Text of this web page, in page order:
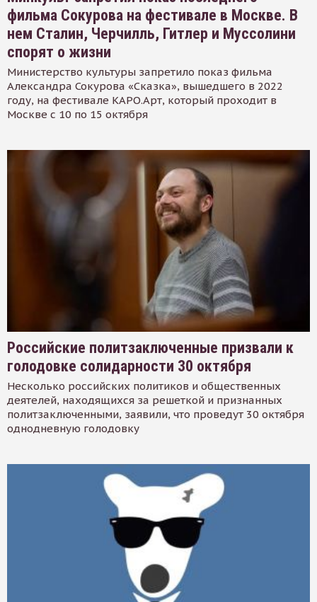
фильма Сокурова на фестивале в Москве. В
нем Сталин, Черчилль, Гитлер и Муссолини
спорят о жизни
Министерство культуры запретило показ фильма
Александра Сокурова «Сказка», вышедшего в 2022
году, на фестивале КАРО.Арт, который проходит в
Москве с 10 по 15 октября
Российские политзаключенные призвали к
голодовке солидарности 30 октября
Несколько российских политиков и общественных
деятелей, находящихся за решеткой и признанных
политзаключенными, заявили, что проведут 30 октября
однодневную голодовку